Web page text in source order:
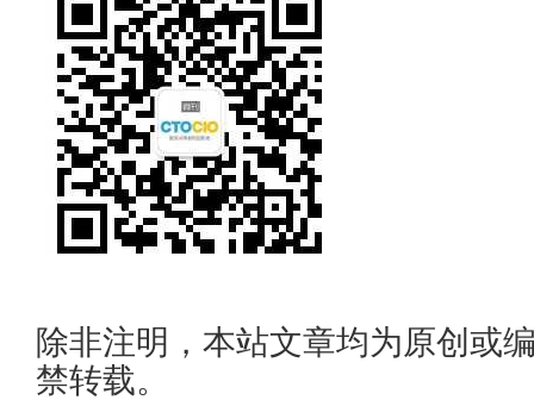
除非注明，本站文章均为原创或
禁转载。